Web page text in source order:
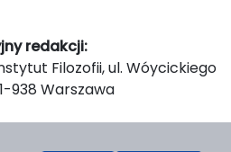
redakcji:
Filozofii, ul. Wóycickiego
938 Warszawa